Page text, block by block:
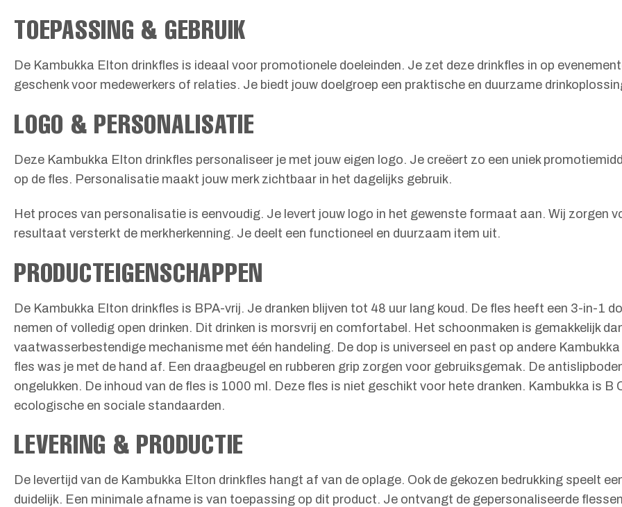
TOEPASSING & GEBRUIK
De Kambukka Elton drinkfles is ideaal voor promotionele doeleinden. Je zet deze drinkfles in op
geschenk voor medewerkers of relaties. Je biedt jouw doelgroep een praktische en duurzame
LOGO & PERSONALISATIE
Deze Kambukka Elton drinkfles personaliseer je met jouw eigen logo. Je creëert zo een uniek
op de fles. Personalisatie maakt jouw merk zichtbaar in het dagelijks gebruik.
Het proces van personalisatie is eenvoudig. Je levert jouw logo in het gewenste formaat aan. Wij zorgen
resultaat versterkt de merkherkenning. Je deelt een functioneel en duurzaam item uit.
PRODUCTEIGENSCHAPPEN
De Kambukka Elton drinkfles is BPA-vrij. Je dranken blijven tot 48 uur lang koud. De fles heeft een 3-in-1
nemen of volledig open drinken. Dit drinken is morsvrij en comfortabel. Het schoonmaken is gemakkelijk
vaatwasserbestendige mechanisme met één handeling. De dop is universeel en past op andere
fles was je met de hand af. Een draagbeugel en rubberen grip zorgen voor gebruiksgemak. De
ongelukken. De inhoud van de fles is 1000 ml. Deze fles is niet geschikt voor hete dranken. Kambukka is
ecologische en sociale standaarden.
LEVERING & PRODUCTIE
De levertijd van de Kambukka Elton drinkfles hangt af van de oplage. Ook de gekozen bedrukking speelt
duidelijk. Een minimale afname is van toepassing op dit product. Je ontvangt de gepersonaliseerde